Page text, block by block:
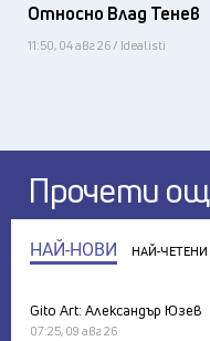
Относно Влад Тенев
11:50, 04 авг 26 / Idealisti
Прочети
НАЙ-НОВИ НАЙ-ЧЕТЕНИ
Gito Art: Александър Юзев
07:25, 09 авг 26